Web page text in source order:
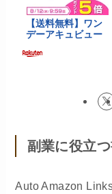
副業に役立
Auto Amazon